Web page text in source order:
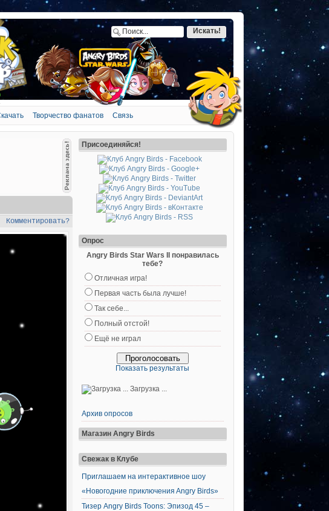
Творчество фанатов Связь
Комментировать?
Присоединяйся!
Опрос
Angry Birds Star Wars II понравилась
тебе?
Отличная игра!
Первая часть была лучше!
Так себе...
Полный отстой!
Ещё не играл
Показать результаты
Загрузка ...
Архив опросов
Магазин Angry Birds
Свежак в Клубе
Приглашаем на интерактивное шоу
«Новогодние приключения Angry Birds»
Тизер Angry Birds Toons: Эпизод 45 –